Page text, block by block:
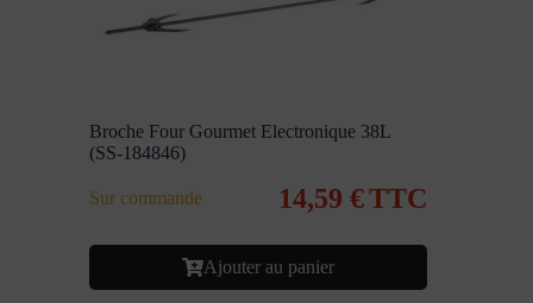
Broche Four Gourmet Electronique 38L
(SS-184846)
Sur commande 14,59 €TTC
Ajouter au panier